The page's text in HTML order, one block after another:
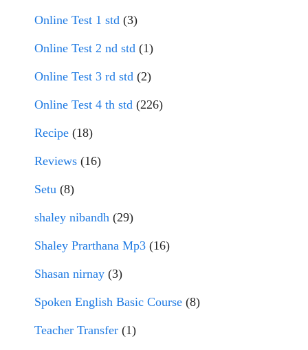
Online Test 1 std (3)
Online Test 2 nd std (1)
Online Test 3 rd std (2)
Online Test 4 th std (226)
Recipe (18)
Reviews (16)
Setu (8)
shaley nibandh (29)
Shaley Prarthana Mp3 (16)
Shasan nirnay (3)
Spoken English Basic Course (8)
Teacher Transfer (1)